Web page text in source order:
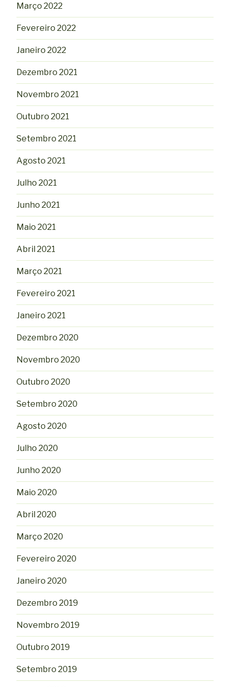
Março 2022
Fevereiro 2022
Janeiro 2022
Dezembro 2021
Novembro 2021
Outubro 2021
Setembro 2021
Agosto 2021
Julho 2021
Junho 2021
Maio 2021
Abril 2021
Março 2021
Fevereiro 2021
Janeiro 2021
Dezembro 2020
Novembro 2020
Outubro 2020
Setembro 2020
Agosto 2020
Julho 2020
Junho 2020
Maio 2020
Abril 2020
Março 2020
Fevereiro 2020
Janeiro 2020
Dezembro 2019
Novembro 2019
Outubro 2019
Setembro 2019